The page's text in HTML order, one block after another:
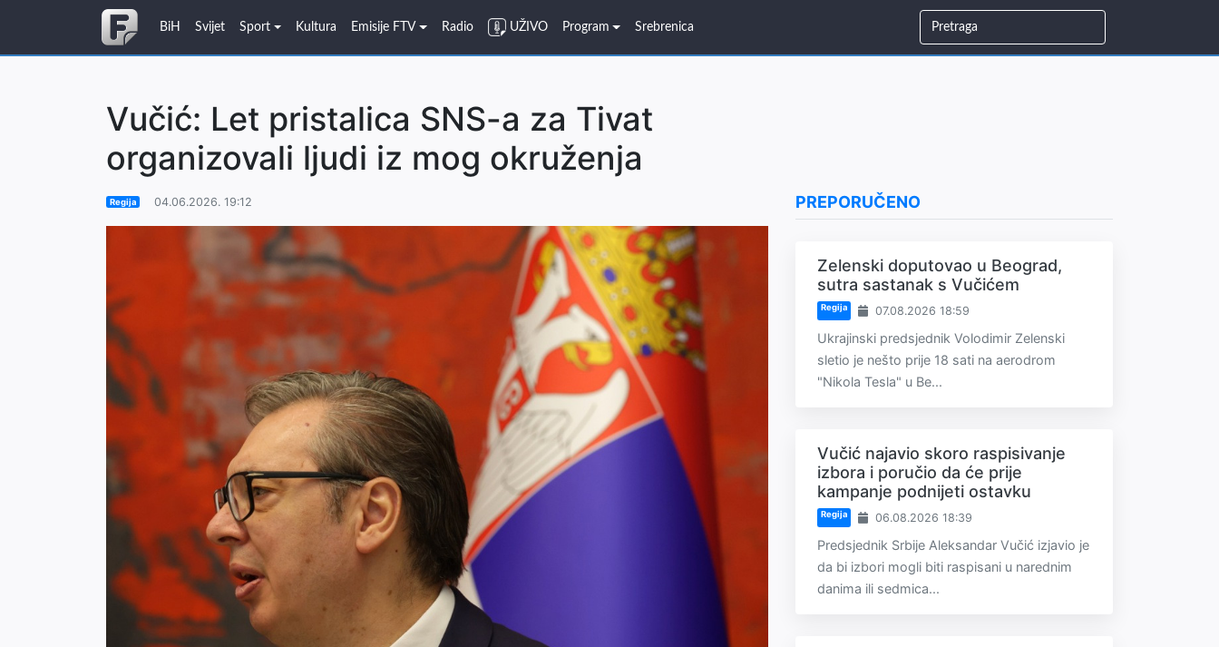
BiH Svijet Sport Kultura Emisije FTV Radio UŽIVO Program Srebrenica
Vučić: Let pristalica SNS-a za Tivat
organizovali ljudi iz mog okruženja
Regija 04.06.2026. 19:12 PREPORUČENO
Zelenski doputovao u Beograd,
sutra sastanak s Vučićem
Regija 07.08.2026 18:59
Ukrajinski predsjednik Volodimir Zelenski
sletio je nešto prije 18 sati na aerodrom
"Nikola Tesla" u Be...
Vučić najavio skoro raspisivanje
izbora i poručio da će prije
kampanje podnijeti ostavku
Regija 06.08.2026 18:39
Predsjednik Srbije Aleksandar Vučić izjavio je
da bi izbori mogli biti raspisani u narednim
danima ili sedmica...